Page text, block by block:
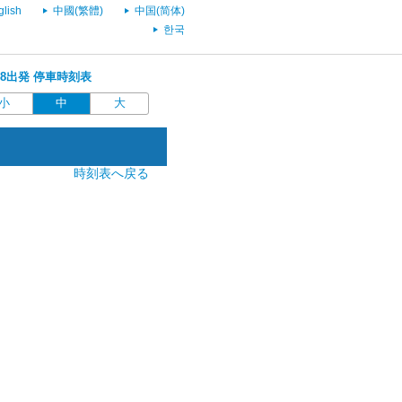
中國(繁體)
中国(简体)
한국
出発 停車時刻表
中 大
時刻表へ戻る